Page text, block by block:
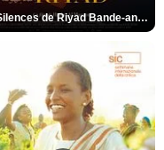
Les Silences de Riyad Bande-annonce VO STFR